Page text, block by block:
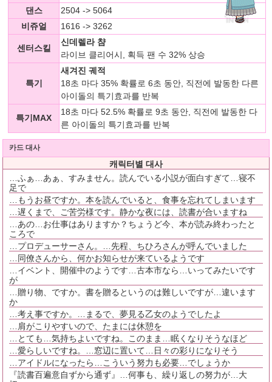
댄스
2504 -> 5064
비쥬얼
1616 -> 3262
센터스킬
신데렐라 챰
라이브 클리어시, 획득 팬 수 32% 상승
특기
새겨진 궤적
18초 마다 35% 확률로 6초 동안, 직전에 발동한 다른
아이돌의 특기효과를 반복
특기MAX
18초 마다 52.5% 확률로 9초 동안, 직전에 발동한 다
른 아이돌의 특기효과를 반복
카드 대사
캐릭터별 대사
…ふぁ…あぁ、すみません。読んでいる小説が面白すぎて…寝不
足で
…もうお昼ですか。本を読んでいると、食事を忘れてしまいます
…遅くまで、ご苦労様です。静かな夜には、読書が合いますね
…あの…お仕事はありますか？ちょうど今、本が読み終わったと
ころで
…プロデューサーさん。…先程、ちひろさんが呼んでいました
…同僚さんから、何かお知らせが来ているようです
…イベント、開催中のようです…古本市なら…いってみたいです
が
…贈り物、ですか。書を贈るというのは難しいですが…違います
か
…考え事ですか。…まるで、夢見る乙女のようでしたよ
…肩がこりやすいので、たまには休憩を
…とても…気持ちよいですね。このまま…眠くなりそうなほど
…愛らしいですね。…窓辺に置いて…日々の彩りになりそう
…アイドルになったら…こういう努力も必要…でしょうか
『読書百遍意自ずから通ず』…何事も、繰り返しの努力が…大